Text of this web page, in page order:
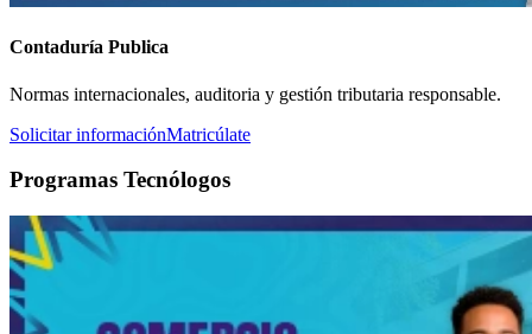
Contaduría Publica
Normas internacionales, auditoria y gestión tributaria responsable.
Solicitar informaciónMatricúlate
Programas Tecnólogos